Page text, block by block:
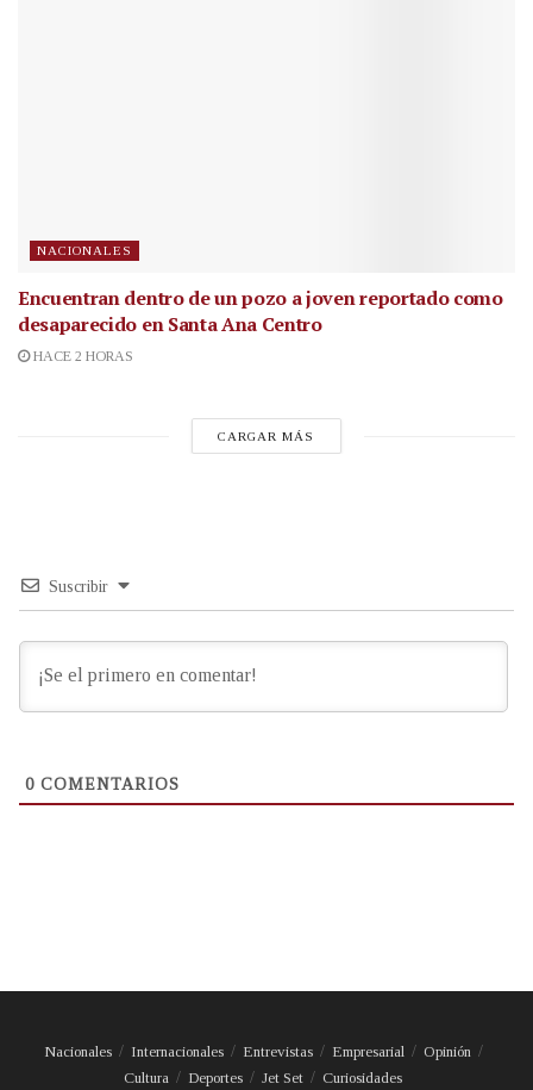
NACIONALES
Encuentran dentro de un pozo a joven reportado como
desaparecido en Santa Ana Centro
HACE 2 HORAS
CARGAR MÁS
Suscribir
0 COMENTARIOS
Nacionales Internacionales Entrevistas Empresarial
Opinión
Cultura
Deportes Jet Set Curiosidades